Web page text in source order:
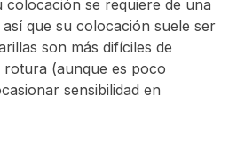
se requiere de una
así que su colocación suele ser
son más difíciles de
(aunque es poco
sensibilidad en